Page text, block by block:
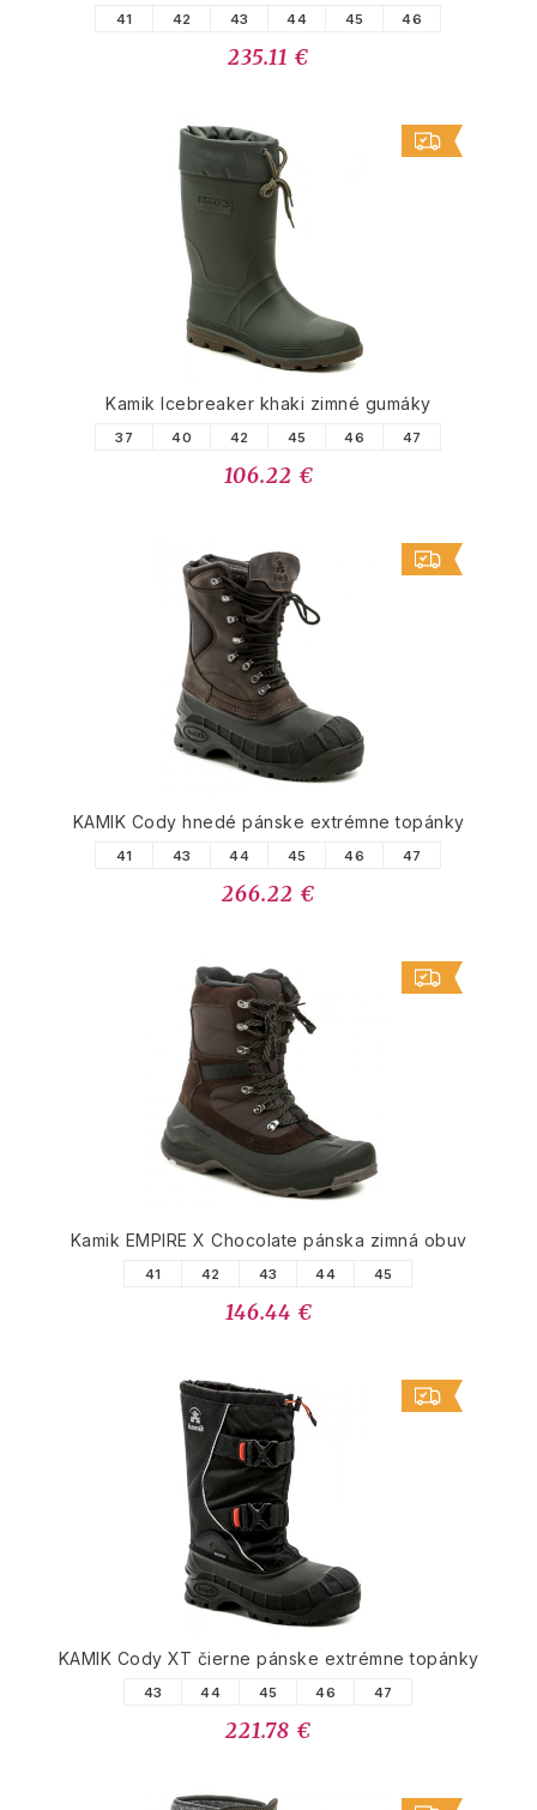
41 42 43 44 45 46
235.11 €
Kamik Icebreaker khaki zimné gumáky
37 40 42 45 46 47
106.22 €
KAMIK Cody hnedé pánske extrémne topánky
41 43 44 45 46 47
266.22 €
Kamik EMPIRE X Chocolate pánska zimná obuv
41 42 43 44 45
146.44 €
KAMIK Cody XT čierne pánske extrémne topánky
43 44 45 46 47
221.78 €